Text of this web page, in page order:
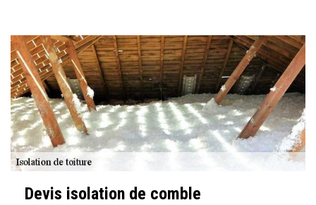
Devis isolation de comble